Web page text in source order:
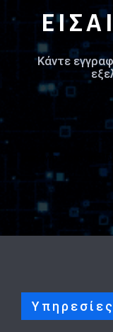
Κάντε
[mc4wp_form
Υπηρεσίες